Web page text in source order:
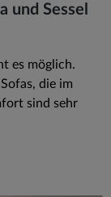
und Sessel
es möglich.
die im
sind sehr